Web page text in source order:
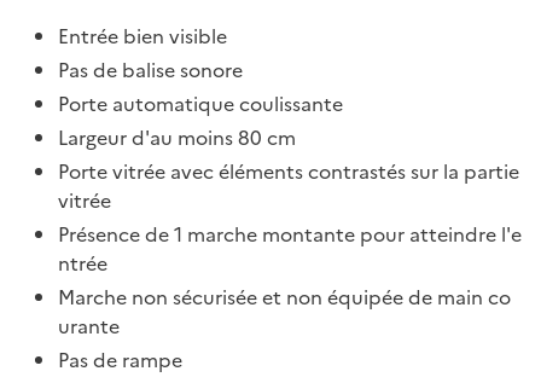
Entrée bien visible
Pas de balise sonore
Porte automatique coulissante
Largeur d'au moins 80 cm
Porte vitrée avec éléments contrastés sur la partie
vitrée
Présence de 1 marche montante pour atteindre l'e
ntrée
Marche non sécurisée et non équipée de main co
urante
Pas de rampe